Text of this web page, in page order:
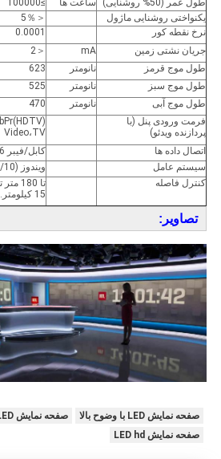
طول عمر (50% روشنایی) ساعت ها
≥100000
یکنواختی روشنایی ماژول
＜5％
نرخ نقطه کور
0.0001
جریان نشتی زمین
mA
＜2
طول موج قرمز
نانومتر
623
طول موج سبز
نانومتر
525
طول موج آبی
نانومتر
470
فرمت ورودی پنل (با
پردازنده ویدئو)
Video،TV
اتصال داده ها
کابل/فیبر CAT6
سیستم عامل
ویندوز (XP/Vista/7/8/10)
کنترل فاصله
15 کیلومتر.
تصاویر:
صفحه نمایش LED با وضوح بالا
صفحه نمایش LED با روشنایی بالا
صفحه نمایش LED hd